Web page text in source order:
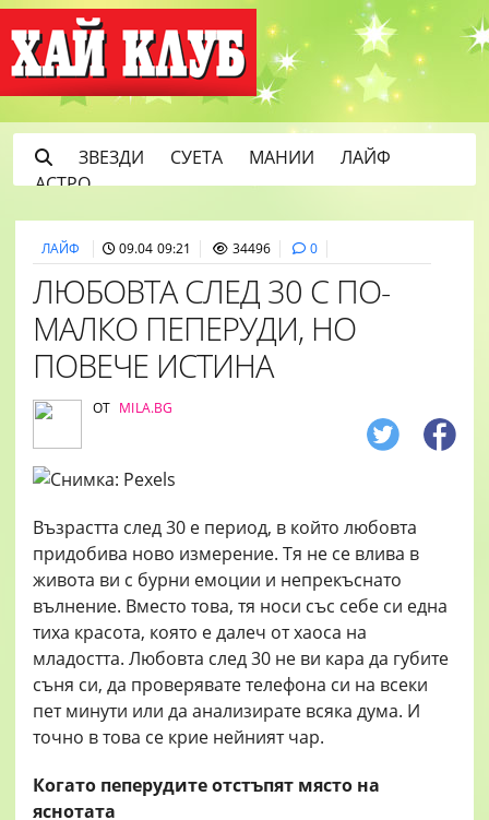
ЗВЕЗДИ СУЕТА МАНИИ
ЛАЙФ
АСТРО
ЛАЙФ 09.04 09:21 34496 0
ЛЮБОВТА СЛЕД 30 С ПО-
МАЛКО ПЕПЕРУДИ, НО
ПОВЕЧЕ ИСТИНА
ОТ MILA.BG
Възрастта след 30 е период, в който любовта
придобива ново измерение. Тя не се влива в
живота ви с бурни емоции и непрекъснато
вълнение. Вместо това, тя носи със себе си една
тиха красота, която е далеч от хаоса на
младостта. Любовта след 30 не ви кара да губите
съня си, да проверявате телефона си на всеки
пет минути или да анализирате всяка дума. И
точно в това се крие нейният чар.
Когато пеперудите отстъпят място на
яснотата